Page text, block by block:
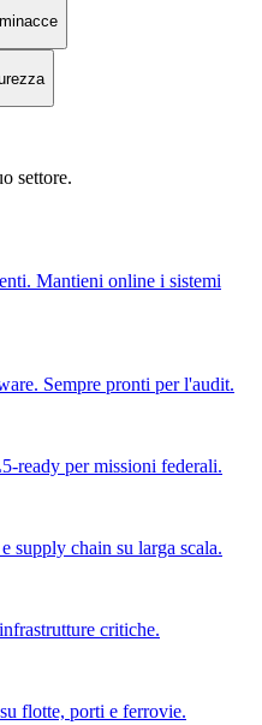
settore.
Mantieni online i sistemi
Sempre pronti per l'audit.
ready per missioni federali.
supply chain su larga scala.
critiche.
flotte, porti e ferrovie.